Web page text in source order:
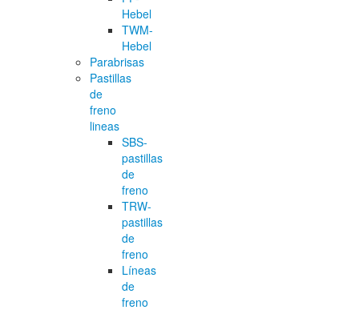
Hebel
TWM-
Hebel
Parabrisas
Pastillas
de
freno
lineas
SBS-
pastillas
de
freno
TRW-
pastillas
de
freno
Líneas
de
freno